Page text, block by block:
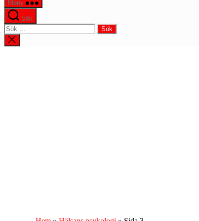
Meny
Sök
Sök
efter:
Stäng
sökningen